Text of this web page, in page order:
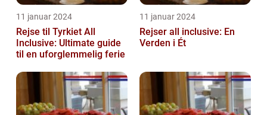
11 januar 2024
Rejse til Tyrkiet All
Inclusive: Ultimate guide
til en uforglemmelig ferie
11 januar 2024
Rejser all inclusive: En
Verden i Ét